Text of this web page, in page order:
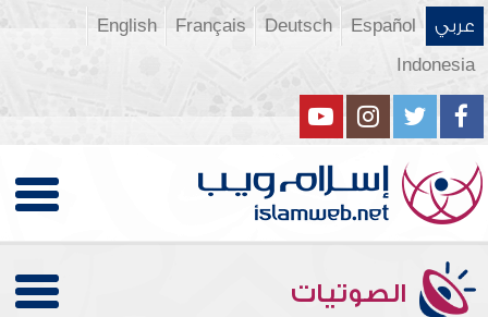
عربي Español
Deutsch
Français
English
Indonesia
الصوتيات